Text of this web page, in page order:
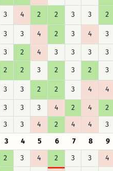
3 4 2 2 3 3 2
3 3 4 2 3 4 3
3 2 4 3 3 3 3
2 2 3 2 3 2 3
3 3 2 2 3 4 4
3 3 3 4 2 4 2
3 3 4 2 4 4 3
3 4 5 6 7 8 9
2 3 4 2 3 3 4